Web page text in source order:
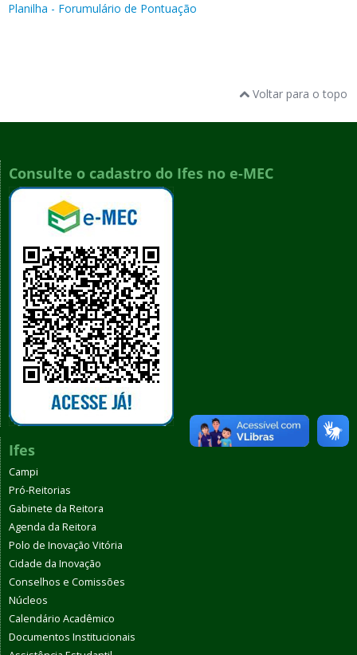
Planilha - Forumulário de Pontuação
Voltar para o topo
Consulte o cadastro do Ifes no e-MEC
Ifes
Campi
Pró-Reitorias
Gabinete da Reitora
Agenda da Reitora
Polo de Inovação Vitória
Cidade da Inovação
Conselhos e Comissões
Núcleos
Calendário Acadêmico
Documentos Institucionais